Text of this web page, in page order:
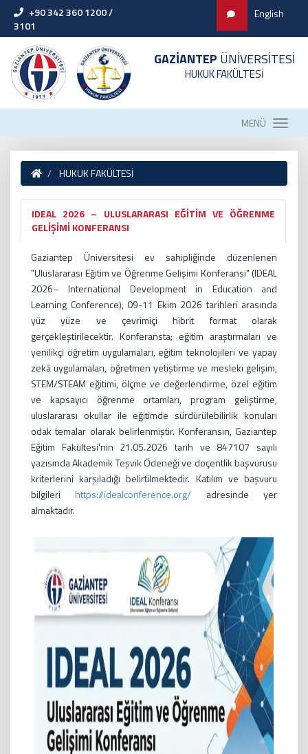
+90 342 360 1200 /
3101
English
GAZİANTEP ÜNİVERSİTESİ
HUKUK FAKÜLTESİ
MENÜ
HUKUK FAKÜLTESİ
IDEAL 2026 – ULUSLARARASI EĞİTİM VE ÖĞRENME
GELİŞİMİ KONFERANSI
Gaziantep Üniversitesi ev sahipliğinde düzenlenen
"Uluslararası Eğitim ve Öğrenme Gelişimi Konferansı" (IDEAL
2026– International Development in Education and
Learning Conference), 09-11 Ekim 2026 tarihleri arasında
yüz yüze ve çevrimiçi hibrit format olarak
gerçekleştirilecektir. Konferansta; eğitim araştırmaları ve
yenilikçi öğretim uygulamaları, eğitim teknolojileri ve yapay
zekâ uygulamaları, öğretmen yetiştirme ve mesleki gelişim,
STEM/STEAM eğitimi, ölçme ve değerlendirme, özel eğitim
ve kapsayıcı öğrenme ortamları, program geliştirme,
uluslararası okullar ile eğitimde sürdürülebilirlik konuları
odak temalar olarak belirlenmiştir. Konferansın, Gaziantep
Eğitim Fakültesi'nin 21.05.2026 tarih ve 847107 sayılı
yazısında Akademik Teşvik Ödeneği ve doçentlik başvurusu
kriterlerini karşıladığı belirtilmektedir. Katılım ve başvuru
bilgilerihttps://idealconference.org/ adresinde yer
almaktadır.